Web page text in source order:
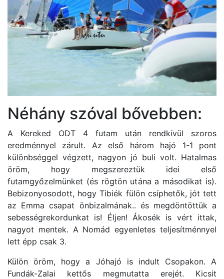
Néhány szóval bővebben:
A Kereked ODT 4 futam után rendkívül szoros
eredménnyel zárult. Az első három hajó 1-1 pont
különbséggel végzett, nagyon jó buli volt. Hatalmas
öröm, hogy megszereztük idei első
futamgyőzelmünket (és rögtön utána a másodikat is).
Bebizonyosodott, hogy Tibiék fülön csíphetők, jót tett
az Emma csapat önbizalmának.. és megdöntöttük a
sebességrekordunkat is! Éljen! Ákosék is vért ittak,
nagyot mentek. A Nomád egyenletes teljesítménnyel
lett épp csak 3.
Külön öröm, hogy a Jóhajó is indult Csopakon. A
Fundák-Zalai kettős megmutatta erejét. Kicsit